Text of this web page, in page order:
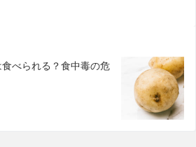
べられる？食中毒の危